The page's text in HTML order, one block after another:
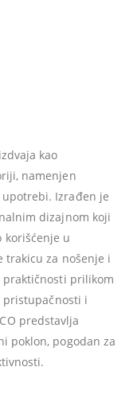
kao
namenjen
Izrađen je
dizajnom koji
korišćenje u
za nošenje i
praktičnosti prilikom
i
predstavlja
poklon, pogodan za